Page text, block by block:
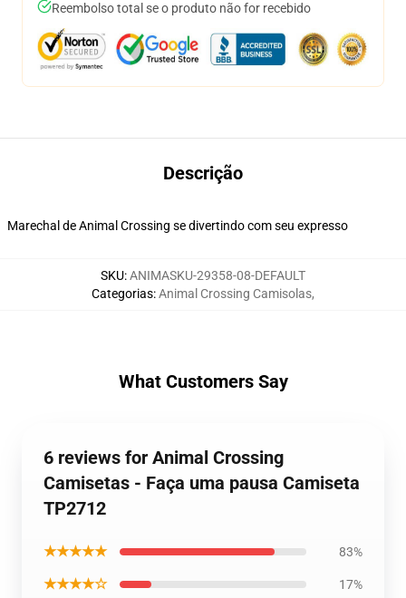
Reembolso total se o produto não for recebido
Descrição
Marechal de Animal Crossing se divertindo com seu expresso
SKU:ANIMASKU-29358-08-DEFAULT
Categorias:Animal Crossing Camisolas,
What Customers Say
6 reviews for Animal Crossing
Camisetas - Faça uma pausa Camiseta
TP2712
★★★★★ 83%
★★★★☆ 17%